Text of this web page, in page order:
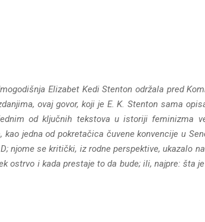
Elizabet Kedi Stenton održala pred
ovaj govor, koji je E. K. Stenton sama
od ključnih tekstova u istoriji feminizma
jedna od pokretačica čuvene konvencije u
njome se kritički, iz rodne perspektive, ukazalo
ostrvo i kada prestaje to da bude; ili, najpre: